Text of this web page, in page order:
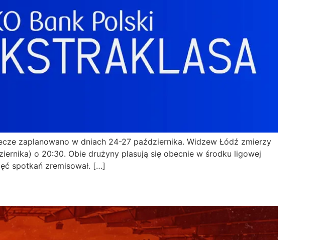
zaplanowano w dniach 24-27 października. Widzew Łódź zmierzy
o 20:30. Obie drużyny plasują się obecnie w środku ligowej
spotkań zremisował. […]